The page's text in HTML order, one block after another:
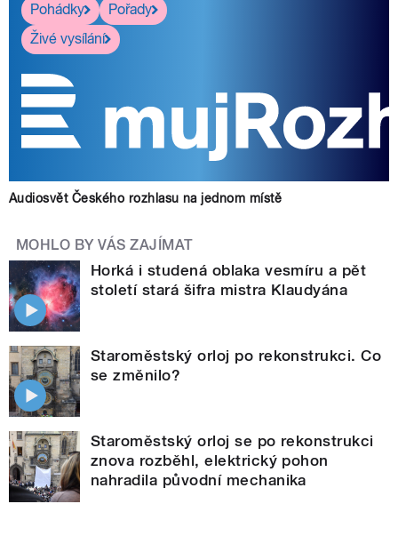
Pohádky
Pořady
Živé vysílání
Audiosvět Českého rozhlasu na jednom místě
MOHLO BY VÁS ZAJÍMAT
Horká i studená oblaka vesmíru a pět
století stará šifra mistra Klaudyána
Staroměstský orloj po rekonstrukci. Co
se změnilo?
Staroměstský orloj se po rekonstrukci
znova rozběhl, elektrický pohon
nahradila původní mechanika